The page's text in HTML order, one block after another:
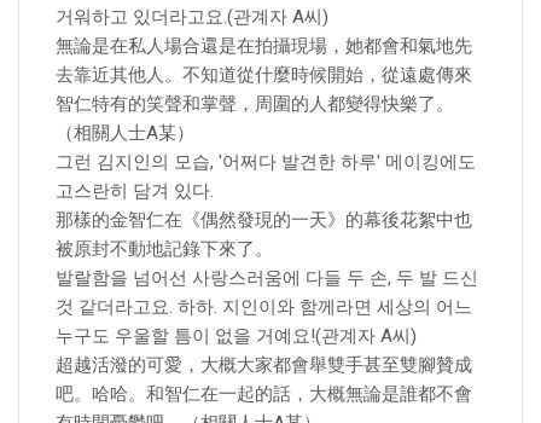
거워하고 있더라고요.(관계자 A씨)
無論是在私人場合還是在拍攝現場，她都會和氣地先
去靠近其他人。不知道從什麼時候開始，從遠處傳來
智仁特有的笑聲和掌聲，周圍的人都變得快樂了。
（相關人士A某）
그런 김지인의 모습, '어쩌다 발견한 하루' 메이킹에도
고스란히 담겨 있다.
那樣的金智仁在《偶然發現的一天》的幕後花絮中也
被原封不動地記錄下來了。
발랄함을 넘어선 사랑스러움에 다들 두 손, 두 발 드신
것 같더라고요. 하하. 지인이와 함께라면 세상의 어느
누구도 우울할 틈이 없을 거예요!(관계자 A씨)
超越活潑的可愛，大概大家都會舉雙手甚至雙腳贊成
吧。哈哈。和智仁在一起的話，大概無論是誰都不會